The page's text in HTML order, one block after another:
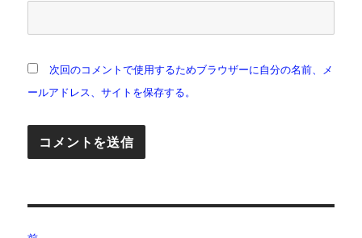
次回のコメントで使用するためブラウザーに自分の名前、メ
ールアドレス、サイトを保存する。